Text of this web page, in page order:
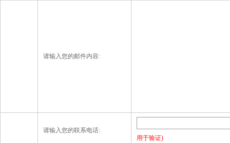
请输入您的邮件内容:
请输入您的联系电话:
用于验证)